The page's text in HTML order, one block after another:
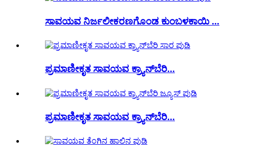
ಸಾವಯವ ನಿರ್ಜಲೀಕರಣಗೊಂಡ ಕುಂಬಳಕಾಯಿ ...
ಪ್ರಮಾಣೀಕೃತ ಸಾವಯವ ಕ್ರ್ಯಾನ್‌ಬೆರಿ...
ಪ್ರಮಾಣೀಕೃತ ಸಾವಯವ ಕ್ರ್ಯಾನ್‌ಬೆರಿ...